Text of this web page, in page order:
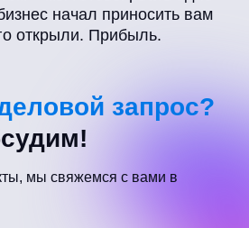
начал приносить вам
открыли. Прибыль.
запрос?
мы свяжемся с вами в